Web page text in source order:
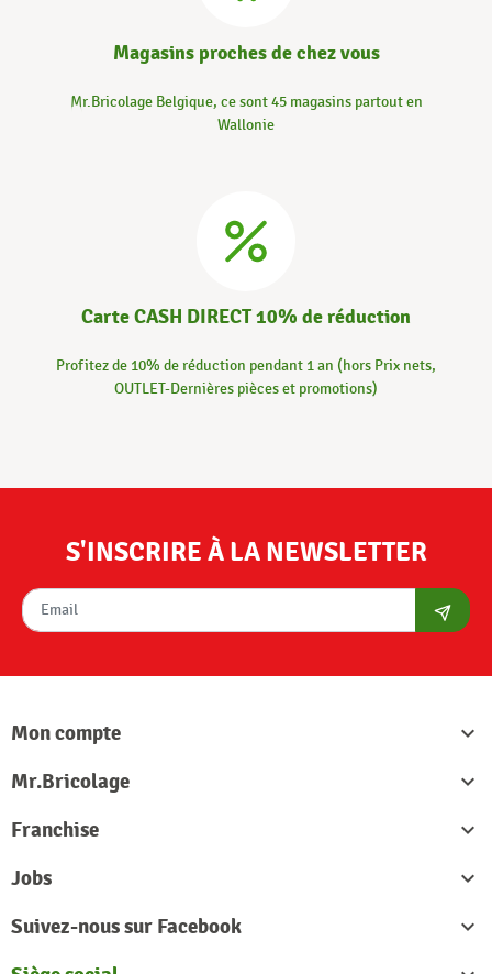
Magasins proches de chez vous
Mr.Bricolage Belgique, ce sont 45 magasins partout en
Wallonie
Carte CASH DIRECT 10% de réduction
Profitez de 10% de réduction pendant 1 an (hors Prix nets,
OUTLET-Dernières pièces et promotions)
S'INSCRIRE À LA NEWSLETTER
Mon compte

Mr.Bricolage

Franchise

Jobs

Suivez-nous sur Facebook
